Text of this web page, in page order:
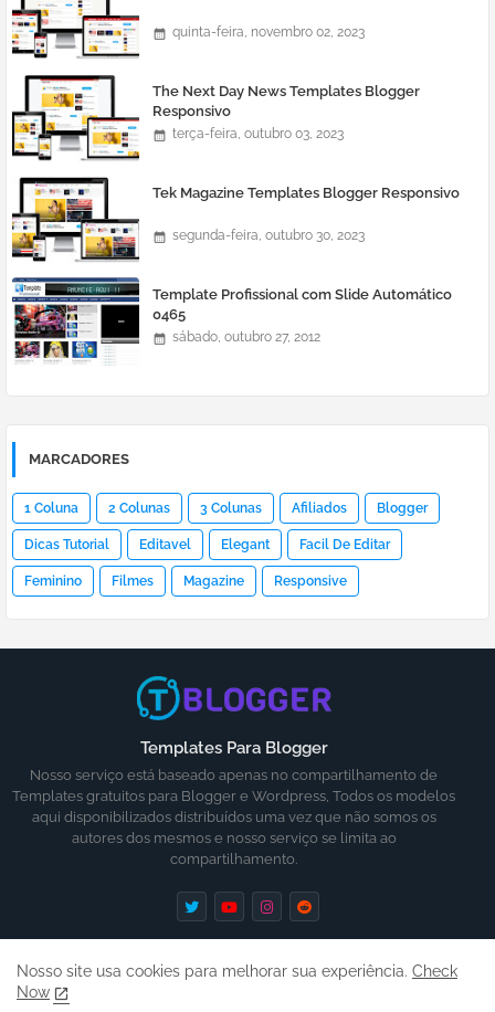
quinta-feira, novembro 02, 2023
The Next Day News Templates Blogger
Responsivo
terça-feira, outubro 03, 2023
Tek Magazine Templates Blogger Responsivo
segunda-feira, outubro 30, 2023
Template Profissional com Slide Automático
0465
sábado, outubro 27, 2012
MARCADORES
1 Coluna 2 Colunas 3 Colunas Afiliados Blogger
Dicas Tutorial Editavel Elegant Facil De Editar
Feminino Filmes Magazine Responsive
Templates Para Blogger
Nosso serviço está baseado apenas no compartilhamento de
Templates gratuitos para Blogger e Wordpress, Todos os modelos
aqui disponibilizados distribuídos uma vez que não somos os
autores dos mesmos e nosso serviço se limita ao
compartilhamento.
Nosso site usa cookies para melhorar sua experiência. Check
Now